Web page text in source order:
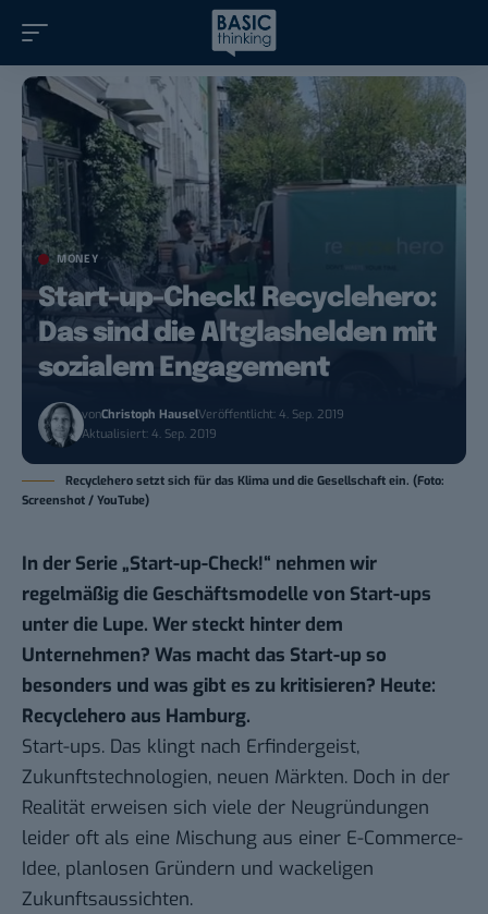
MONEY
Start-up-Check! Recyclehero:
Das sind die Altglashelden mit
sozialem Engagement
vonChristoph HauselVeröffentlicht: 4. Sep. 2019
Aktualisiert: 4. Sep. 2019
Recyclehero setzt sich für das Klima und die Gesellschaft ein. (Foto:
Screenshot / YouTube)
In der Serie „Start-up-Check!“ nehmen wir
regelmäßig die Geschäftsmodelle von Start-ups
unter die Lupe. Wer steckt hinter dem
Unternehmen? Was macht das Start-up so
besonders und was gibt es zu kritisieren? Heute:
Recyclehero aus Hamburg.
Start-ups. Das klingt nach Erfindergeist,
Zukunftstechnologien, neuen Märkten. Doch in der
Realität erweisen sich viele der Neugründungen
leider oft als eine Mischung aus einer E-Commerce-
Idee, planlosen Gründern und wackeligen
Zukunftsaussichten.